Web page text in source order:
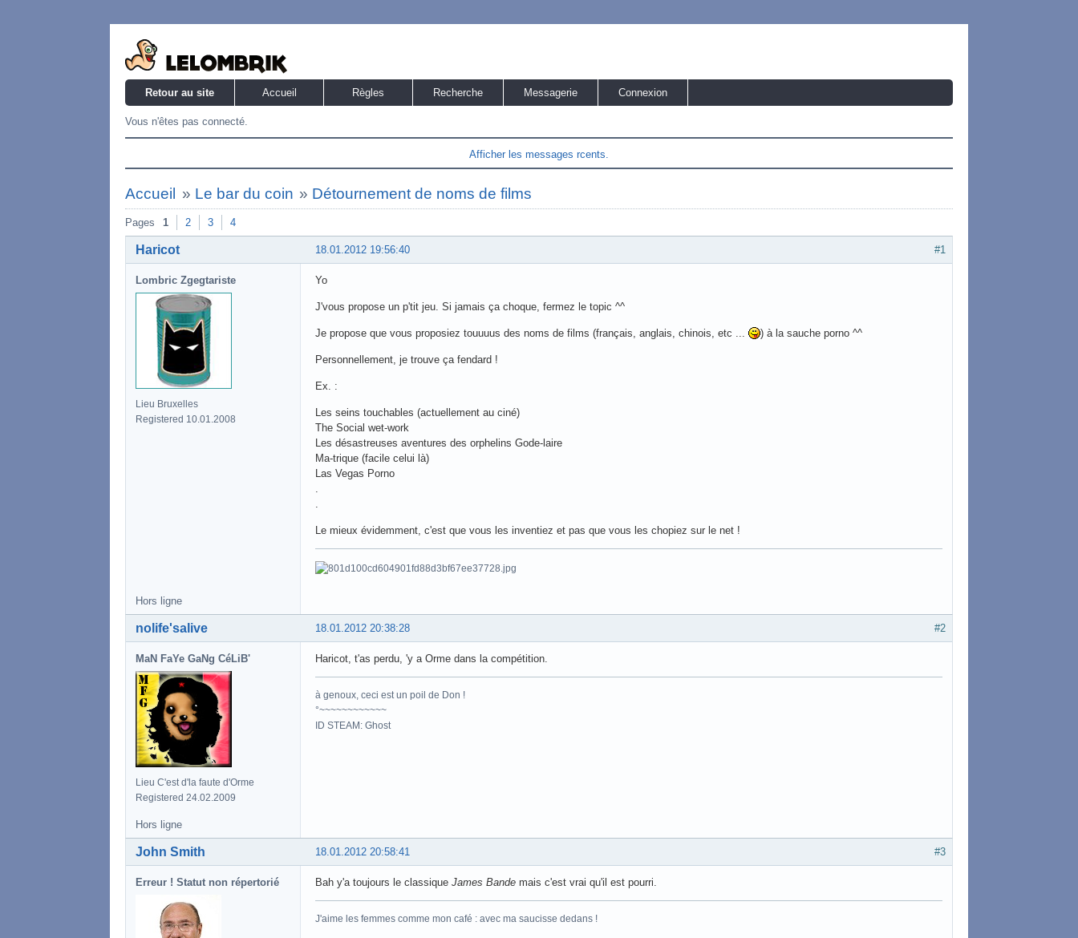
Retour au site Accueil Règles Recherche Messagerie Connexion
Vous n'êtes pas connecté.
Afficher les messages rcents.
Accueil » Le bar du coin » Détournement de noms de films
Pages 1 2 3 4
#1
18.01.2012 19:56:40
Haricot
Lombric Zgegtariste
Lieu Bruxelles
Registered 10.01.2008
Yo
J'vous propose un p'tit jeu. Si jamais ça choque, fermez le topic ^^
Je propose que vous proposiez touuuus des noms de films (français, anglais, chinois, etc ... ) à la sauche porno ^^
Personnellement, je trouve ça fendard !
Ex. :
Les seins touchables (actuellement au ciné)
The Social wet-work
Les désastreuses aventures des orphelins Gode-laire
Ma-trique (facile celui là)
Las Vegas Porno
Le mieux évidemment, c'est que vous les inventiez et pas que vous les chopiez sur le net !
Hors ligne
#2
18.01.2012 20:38:28
nolife'salive
MaN FaYe GaNg CéLiB'
Lieu C'est d'la faute d'Orme
Registered 24.02.2009
Haricot, t'as perdu, 'y a Orme dans la compétition.
à genoux, ceci est un poil de Don !
°~~~~~~~~~~~~
ID STEAM: Ghost
Hors ligne
#3
18.01.2012 20:58:41
John Smith
Erreur ! Statut non répertorié Bah y'a toujours le classique James Bande mais c'est vrai qu'il est pourri.
J'aime les femmes comme mon café : avec ma saucisse dedans !